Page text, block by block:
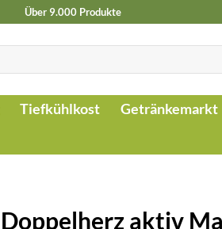
Über 9.000 Produkte
Tiefkühlkost Getränkemarkt
Doppelherz aktiv